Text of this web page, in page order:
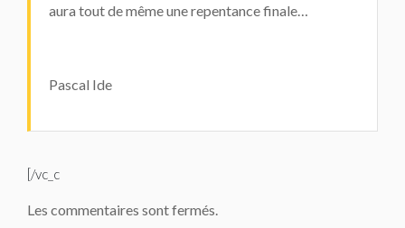
aura tout de même une repentance finale…
Pascal Ide
[/vc_c
Les commentaires sont fermés.